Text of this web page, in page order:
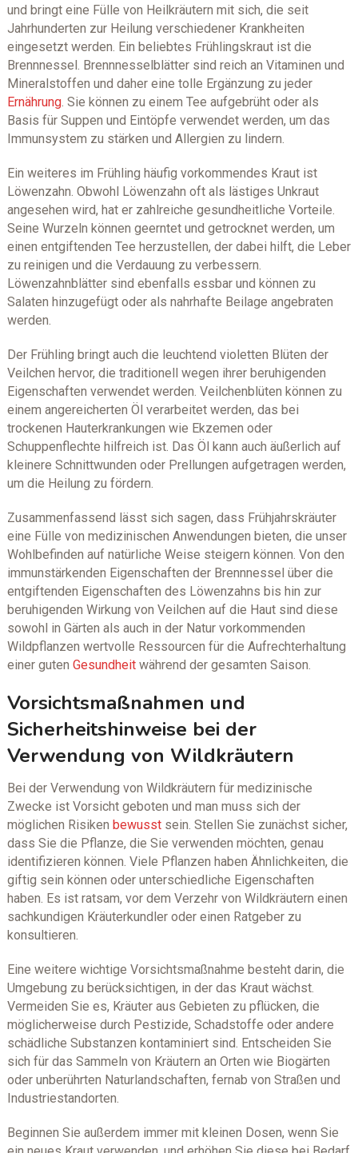
und bringt eine Fülle von Heilkräutern mit sich, die seit
Jahrhunderten zur Heilung verschiedener Krankheiten
eingesetzt werden. Ein beliebtes Frühlingskraut ist die
Brennnessel. Brennnesselblätter sind reich an Vitaminen und
Mineralstoffen und daher eine tolle Ergänzung zu jeder
Ernährung. Sie können zu einem Tee aufgebrüht oder als
Basis für Suppen und Eintöpfe verwendet werden, um das
Immunsystem zu stärken und Allergien zu lindern.
Ein weiteres im Frühling häufig vorkommendes Kraut ist
Löwenzahn. Obwohl Löwenzahn oft als lästiges Unkraut
angesehen wird, hat er zahlreiche gesundheitliche Vorteile.
Seine Wurzeln können geerntet und getrocknet werden, um
einen entgiftenden Tee herzustellen, der dabei hilft, die Leber
zu reinigen und die Verdauung zu verbessern.
Löwenzahnblätter sind ebenfalls essbar und können zu
Salaten hinzugefügt oder als nahrhafte Beilage angebraten
werden.
Der Frühling bringt auch die leuchtend violetten Blüten der
Veilchen hervor, die traditionell wegen ihrer beruhigenden
Eigenschaften verwendet werden. Veilchenblüten können zu
einem angereicherten Öl verarbeitet werden, das bei
trockenen Hauterkrankungen wie Ekzemen oder
Schuppenflechte hilfreich ist. Das Öl kann auch äußerlich auf
kleinere Schnittwunden oder Prellungen aufgetragen werden,
um die Heilung zu fördern.
Zusammenfassend lässt sich sagen, dass Frühjahrskräuter
eine Fülle von medizinischen Anwendungen bieten, die unser
Wohlbefinden auf natürliche Weise steigern können. Von den
immunstärkenden Eigenschaften der Brennnessel über die
entgiftenden Eigenschaften des Löwenzahns bis hin zur
beruhigenden Wirkung von Veilchen auf die Haut sind diese
sowohl in Gärten als auch in der Natur vorkommenden
Wildpflanzen wertvolle Ressourcen für die Aufrechterhaltung
einer guten Gesundheitwährend der gesamten Saison.
Vorsichtsmaßnahmen und
Sicherheitshinweise bei der
Verwendung von Wildkräutern
Bei der Verwendung von Wildkräutern für medizinische
Zwecke ist Vorsicht geboten und man muss sich der
möglichen Risiken bewusstsein. Stellen Sie zunächst sicher,
dass Sie die Pflanze, die Sie verwenden möchten, genau
identifizieren können. Viele Pflanzen haben Ähnlichkeiten, die
giftig sein können oder unterschiedliche Eigenschaften
haben. Es ist ratsam, vor dem Verzehr von Wildkräutern einen
sachkundigen Kräuterkundler oder einen Ratgeber zu
konsultieren.
Eine weitere wichtige Vorsichtsmaßnahme besteht darin, die
Umgebung zu berücksichtigen, in der das Kraut wächst.
Vermeiden Sie es, Kräuter aus Gebieten zu pflücken, die
möglicherweise durch Pestizide, Schadstoffe oder andere
schädliche Substanzen kontaminiert sind. Entscheiden Sie
sich für das Sammeln von Kräutern an Orten wie Biogärten
oder unberührten Naturlandschaften, fernab von Straßen und
Industriestandorten.
Beginnen Sie außerdem immer mit kleinen Dosen, wenn Sie